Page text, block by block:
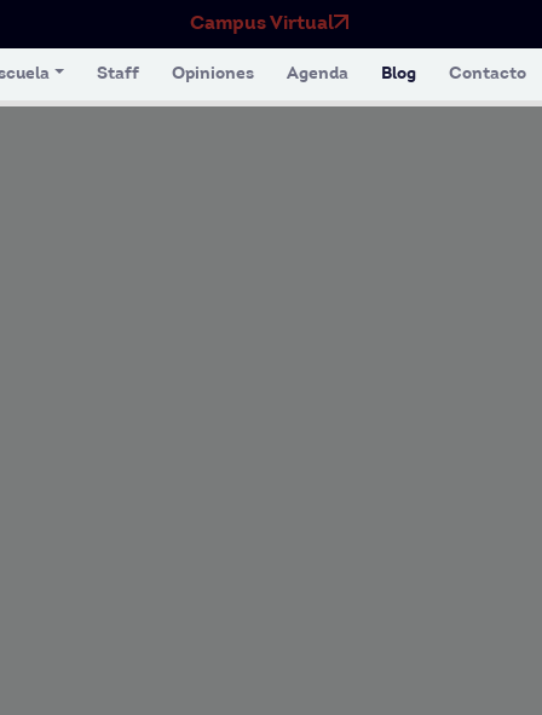
Campus Virtual
Staff Opiniones Agenda Blog Contacto